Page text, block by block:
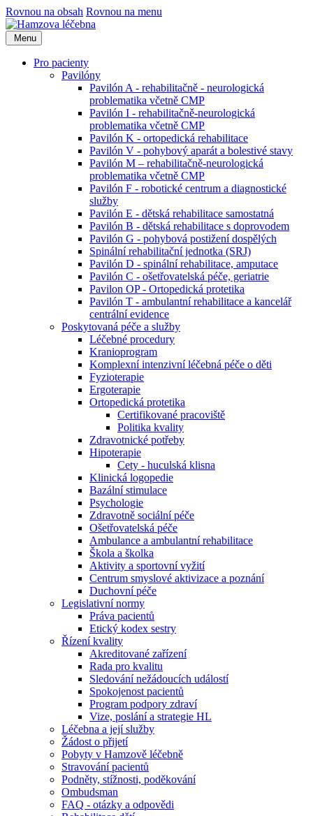
Rovnou na obsah Rovnou na menu
Menu
Pro pacienty
Pavilóny
Pavilón A - rehabilitačně - neurologická
problematika včetně CMP
Pavilón I - rehabilitačně-neurologická
problematika včetně CMP
Pavilón K - ortopedická rehabilitace
Pavilón V - pohybový aparát a bolestivé stavy
Pavilón M – rehabilitačně-neurologická
problematika včetně CMP
Pavilón F - robotické centrum a diagnostické
služby
Pavilón E - dětská rehabilitace samostatná
Pavilón B - dětská rehabilitace s doprovodem
Pavilón G - pohybová postižení dospělých
Spinální rehabilitační jednotka (SRJ)
Pavilón D - spinální rehabilitace, amputace
Pavilón C - ošetřovatelská péče, geriatrie
Pavilon OP - Ortopedická protetika
Pavilón T - ambulantní rehabilitace a kancelář
centrální evidence
Poskytovaná péče a služby
Léčebné procedury
Kranioprogram
Komplexní intenzivní léčebná péče o děti
Fyzioterapie
Ergoterapie
Ortopedická protetika
Certifikované pracoviště
Politika kvality
Zdravotnické potřeby
Hipoterapie
Cety - huculská klisna
Klinická logopedie
Bazální stimulace
Psychologie
Zdravotně sociální péče
Ošetřovatelská péče
Ambulance a ambulantní rehabilitace
Škola a školka
Aktivity a sportovní vyžití
Centrum smyslové aktivizace a poznání
Duchovní péče
Legislativní normy
Práva pacientů
Etický kodex sestry
Řízení kvality
Akreditované zařízení
Rada pro kvalitu
Sledování nežádoucích událostí
Spokojenost pacientů
Program podpory zdraví
Vize, poslání a strategie HL
Léčebna a její služby
Žádost o přijetí
Pobyty v Hamzově léčebně
Stravování pacientů
Podněty, stížnosti, poděkování
Ombudsman
FAQ - otázky a odpovědi